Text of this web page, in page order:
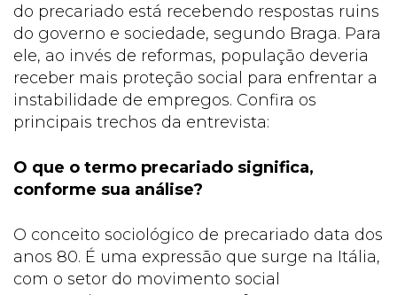
do precariado está recebendo respostas ruins
do governo e sociedade, segundo Braga. Para
ele, ao invés de reformas, população deveria
receber mais proteção social para enfrentar a
instabilidade de empregos. Confira os
principais trechos da entrevista:
O que o termo precariado significa,
conforme sua análise?
O conceito sociológico de precariado data dos
anos 80. É uma expressão que surge na Itália,
com o setor do movimento social